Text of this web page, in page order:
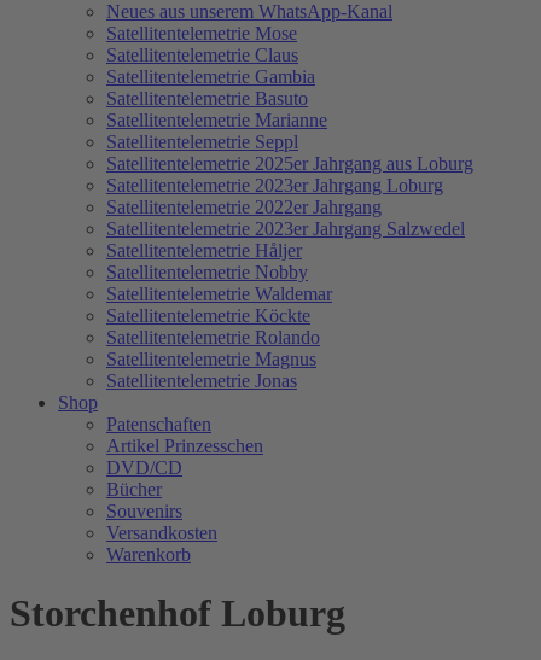
Neues aus unserem WhatsApp-Kanal
Satellitentelemetrie Mose
Satellitentelemetrie Claus
Satellitentelemetrie Gambia
Satellitentelemetrie Basuto
Satellitentelemetrie Marianne
Satellitentelemetrie Seppl
Satellitentelemetrie 2025er Jahrgang aus Loburg
Satellitentelemetrie 2023er Jahrgang Loburg
Satellitentelemetrie 2022er Jahrgang
Satellitentelemetrie 2023er Jahrgang Salzwedel
Satellitentelemetrie Håljer
Satellitentelemetrie Nobby
Satellitentelemetrie Waldemar
Satellitentelemetrie Köckte
Satellitentelemetrie Rolando
Satellitentelemetrie Magnus
Satellitentelemetrie Jonas
Shop
Patenschaften
Artikel Prinzesschen
DVD/CD
Bücher
Souvenirs
Versandkosten
Warenkorb
Storchenhof Loburg